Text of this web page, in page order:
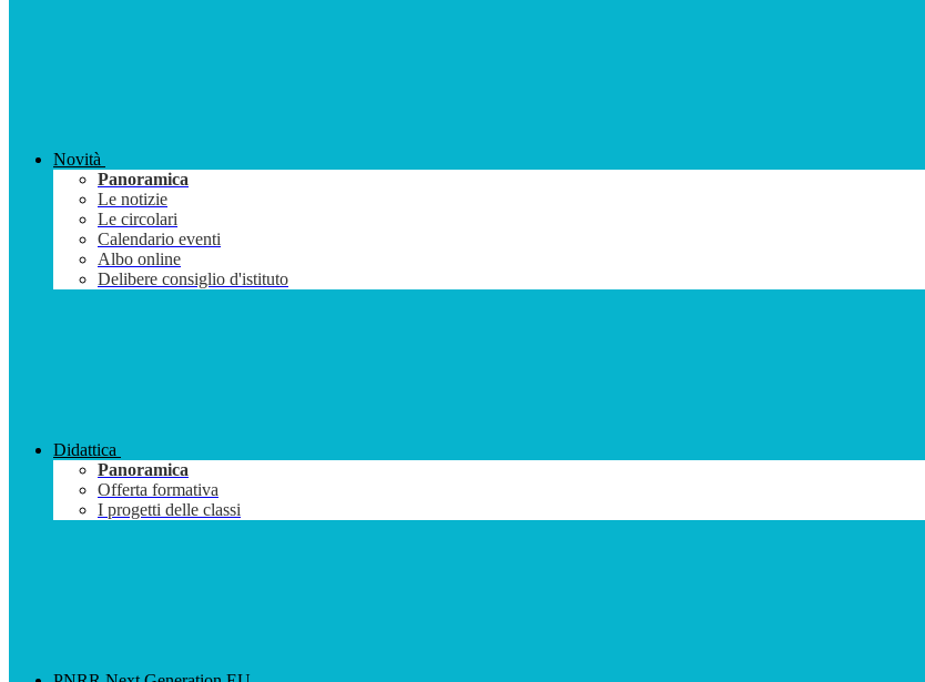
Novità
Panoramica
Le notizie
Le circolari
Calendario eventi
Albo online
Delibere consiglio d'istituto
Didattica
Panoramica
Offerta formativa
I progetti delle classi